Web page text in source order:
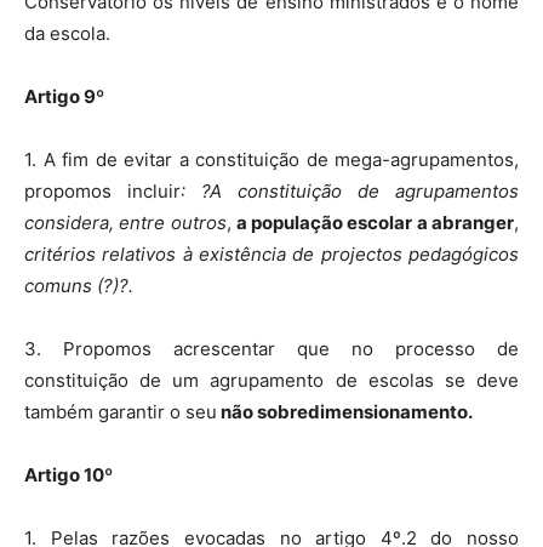
da escola.
Artigo 9º
1. A fim de evitar a constituição de mega-agrupamentos,
propomos incluir: ?A constituição de agrupamentos
considera, entre outros, a população escolar a abranger,
critérios relativos à existência de projectos pedagógicos
comuns (?)?.
3. Propomos acrescentar que no processo de
constituição de um agrupamento de escolas se deve
também garantir o seu não sobredimensionamento.
Artigo 10º
1. Pelas razões evocadas no artigo 4º.2 do nosso